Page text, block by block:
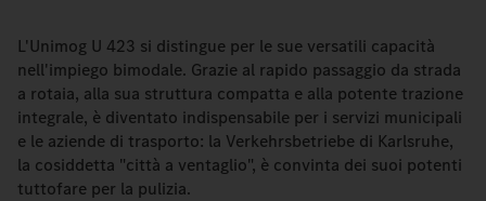
L'Unimog U 423 si distingue per le sue versatili capacità
nell'impiego bimodale. Grazie al rapido passaggio da strada
a rotaia, alla sua struttura compatta e alla potente trazione
integrale, è diventato indispensabile per i servizi municipali
e le aziende di trasporto: la Verkehrsbetriebe di Karlsruhe,
la cosiddetta "città a ventaglio", è convinta dei suoi potenti
tuttofare per la pulizia.